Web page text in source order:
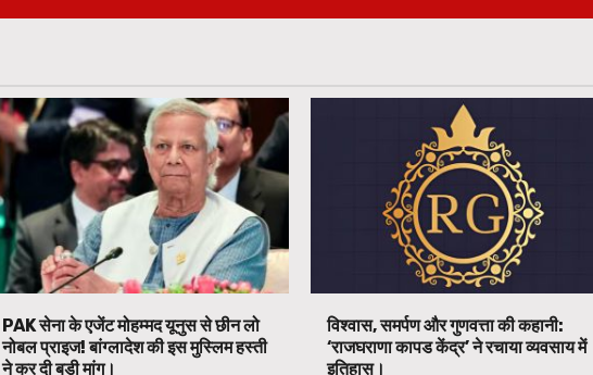
PAK सेना के एजेंट मोहम्मद यूनुस से छीन लो
नोबल प्राइज! बांग्लादेश की इस मुस्लिम हस्ती
ने कर दी बड़ी मांग।
विश्वास, समर्पण और गुणवत्ता की कहानी:
‘राजघराणा कापड केंद्र’ ने रचाया व्यवसाय में
इतिहास।